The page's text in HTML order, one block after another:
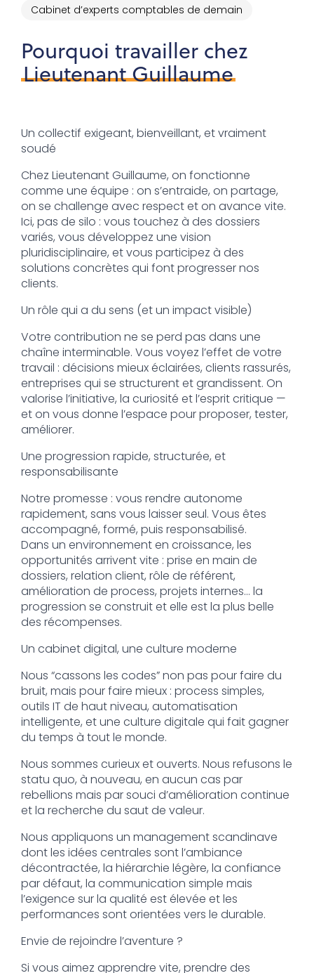
Cabinet d’experts comptables de demain
Pourquoi travailler chez
Lieutenant Guillaume
Un collectif exigeant, bienveillant, et vraiment
soudé
Chez Lieutenant Guillaume, on fonctionne
comme une équipe : on s’entraide, on partage,
on se challenge avec respect et on avance vite.
Ici, pas de silo : vous touchez à des dossiers
variés, vous développez une vision
pluridisciplinaire, et vous participez à des
solutions concrètes qui font progresser nos
clients.
Un rôle qui a du sens (et un impact visible)
Votre contribution ne se perd pas dans une
chaîne interminable. Vous voyez l’effet de votre
travail : décisions mieux éclairées, clients rassurés,
entreprises qui se structurent et grandissent. On
valorise l’initiative, la curiosité et l’esprit critique —
et on vous donne l’espace pour proposer, tester,
améliorer.
Une progression rapide, structurée, et
responsabilisante
Notre promesse : vous rendre autonome
rapidement, sans vous laisser seul. Vous êtes
accompagné, formé, puis responsabilisé.
Dans un environnement en croissance, les
opportunités arrivent vite : prise en main de
dossiers, relation client, rôle de référent,
amélioration de process, projets internes… la
progression se construit et elle est la plus belle
des récompenses.
Un cabinet digital, une culture moderne
Nous “cassons les codes” non pas pour faire du
bruit, mais pour faire mieux : process simples,
outils IT de haut niveau, automatisation
intelligente, et une culture digitale qui fait gagner
du temps à tout le monde.
Nous sommes curieux et ouverts. Nous refusons le
statu quo, à nouveau, en aucun cas par
rebellions mais par souci d’amélioration continue
et la recherche du saut de valeur.
Nous appliquons un management scandinave
dont les idées centrales sont l’ambiance
décontractée, la hiérarchie légère, la confiance
par défaut, la communication simple mais
l’exigence sur la qualité est élevée et les
performances sont orientées vers le durable.
Envie de rejoindre l’aventure ?
Si vous aimez apprendre vite, prendre des